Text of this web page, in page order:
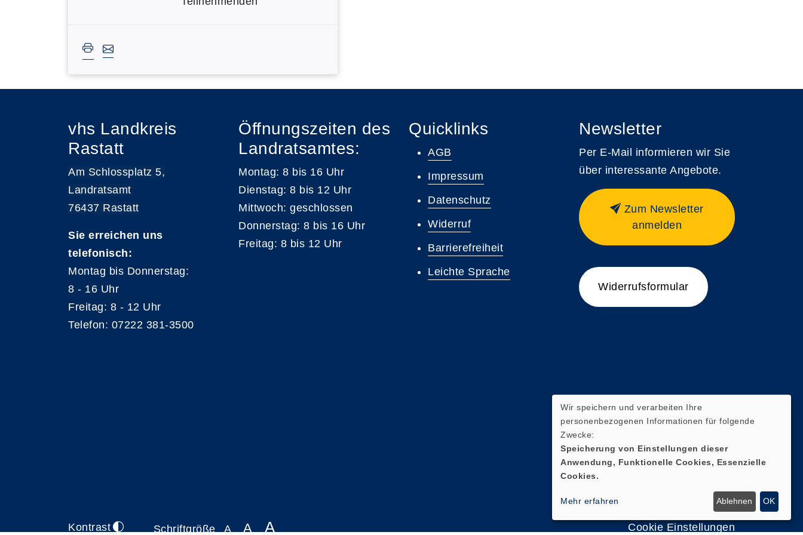
vhs Landkreis
Rastatt
Am Schlossplatz 5,
Landratsamt
76437 Rastatt
Sie erreichen uns
telefonisch:
Montag bis Donnerstag:
8 - 16 Uhr
Freitag: 8 - 12 Uhr
Telefon: 07222 381-3500
Öffnungszeiten des
Landratsamtes:
Montag: 8 bis 16 Uhr
Dienstag: 8 bis 12 Uhr
Mittwoch: geschlossen
Donnerstag: 8 bis 16 Uhr
Freitag: 8 bis 12 Uhr
Quicklinks
AGB
Impressum
Datenschutz
Widerruf
Barrierefreiheit
Leichte Sprache
Newsletter
Per E-Mail informieren wir Sie
über interessante Angebote.
Zum Newsletter
anmelden
Widerrufsformular
Kontrast Schriftgröße A A A Cookie Einstellungen
Wir speichern und verarbeiten Ihre
personenbezogenen Informationen für folgende
Zwecke:
Speicherung von Einstellungen dieser
Anwendung, Funktionelle Cookies, Essenzielle
Cookies.
Mehr erfahren Ablehnen OK